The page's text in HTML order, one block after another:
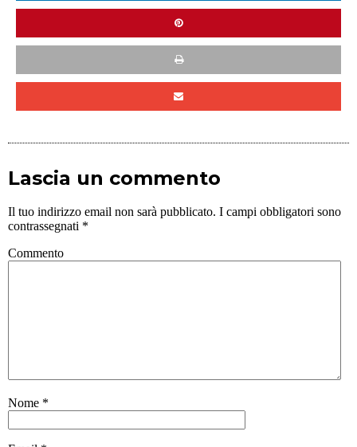
Lascia un commento
Il tuo indirizzo email non sarà pubblicato. I campi obbligatori sono
contrassegnati *
Commento
Nome *